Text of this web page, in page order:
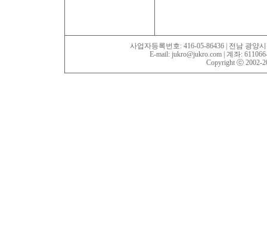
사업자등록번호: 416-05-86436 | 전남 광양
E-mail: jukro@jukro.com | 계좌:
Copyright ⓒ 2002-